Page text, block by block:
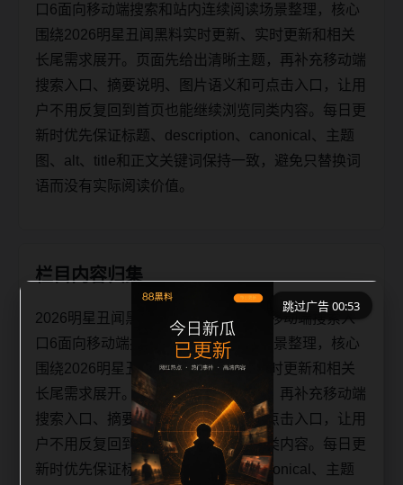
口6面向移动端搜索和站内连续阅读场景整理，核心
围绕2026明星丑闻黑料实时更新、实时更新和相关
长尾需求展开。页面先给出清晰主题，再补充移动端
搜索入口、摘要说明、图片语义和可点击入口，让用
户不用反复回到首页也能继续浏览同类内容。每日更
新时优先保证标题、description、canonical、主题
图、alt、title和正文关键词保持一致，避免只替换词
语而没有实际阅读价值。
栏目内容归集
2026明星丑闻黑料实时更新实时更新移动端搜索入
口6面向移动端搜索和站内连续阅读场景整理，核心
围绕2026明星丑闻黑料实时更新、实时更新和相关
长尾需求展开。页面先给出清晰主题，再补充移动端
搜索入口、摘要说明、图片语义和可点击入口，让用
户不用反复回到首页也能继续浏览同类内容。每日更
新时优先保证标题、description、canonical、主题
跳过广告 00:53